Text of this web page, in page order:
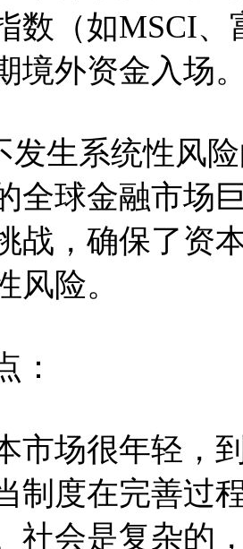
数（如MSCI
境外资金入场
发生系统性风
全球金融市场
战，确保了资
风险。
：
市场很年轻，
制度在完善过
社会是复杂的